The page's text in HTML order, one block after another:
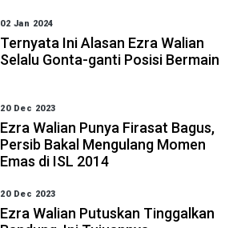
02 Jan 2024
Ternyata Ini Alasan Ezra Walian
Selalu Gonta-ganti Posisi Bermain
20 Dec 2023
Ezra Walian Punya Firasat Bagus,
Persib Bakal Mengulang Momen
Emas di ISL 2014
20 Dec 2023
Ezra Walian Putuskan Tinggalkan